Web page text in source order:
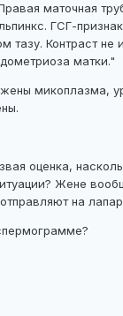
маточная
ГСГ-
тазу. Контраст не
матки."
микоплазма,
оценка,
Жене
на